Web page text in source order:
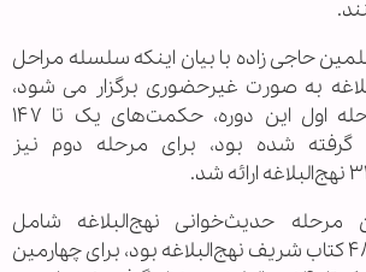
حاجی زاده با بیان اینکه سلسله مراحل
به صورت غیرحضوری برگزار می شود،
تصریح کرد: در مرحله اول این دوره، حکمت‌های یک تا ۱۴۷
گرفته شده بود، برای مرحله دوم نیز
حدیث‌خوانی نهج‌البلاغه شامل
حکمت‌های ۳۱۷ تا ۴۸۰ کتاب شریف نهج‌البلاغه بود، برای چهارمین